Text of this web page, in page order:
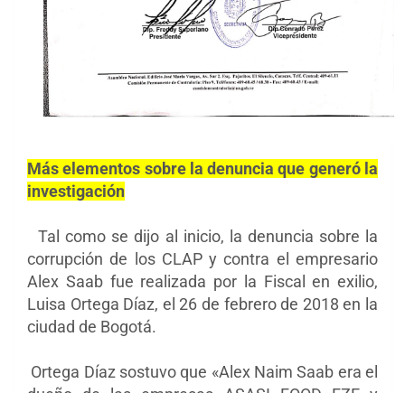
Más elementos sobre la denuncia que generó la
investigación
Tal como se dijo al inicio, la denuncia sobre la
corrupción de los CLAP y contra el empresario
Alex Saab fue realizada por la Fiscal en exilio,
Luisa Ortega Díaz, el 26 de febrero de 2018 en la
ciudad de Bogotá.
Ortega Díaz sostuvo que «Alex Naim Saab era el